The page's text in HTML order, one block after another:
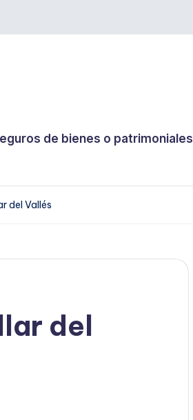
de bienes o patrimoniales
del Vallés
del